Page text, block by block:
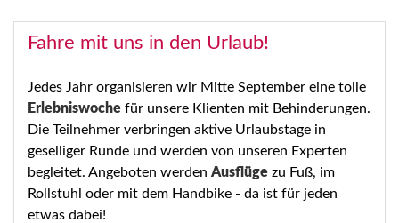
Fahre mit uns in den Urlaub!
Jedes Jahr organisieren wir Mitte September eine tolle
Erlebniswoche für unsere Klienten mit Behinderungen.
Die Teilnehmer verbringen aktive Urlaubstage in
geselliger Runde und werden von unseren Experten
begleitet. Angeboten werden Ausflüge zu Fuß, im
Rollstuhl oder mit dem Handbike - da ist für jeden
etwas dabei!